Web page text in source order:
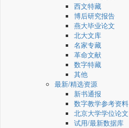
西文特藏
博后研究报告
燕大毕业论文
北大文库
名家专藏
革命文献
数字特藏
其他
最新/精选资源
新书通报
数字教学参考资料
北京大学学位论文
试用/最新数据库